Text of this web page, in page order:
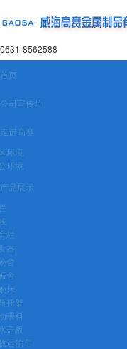
0631-8562588
首页
公司宣传片
走进高赛
环境
环境
产品展示
栏
器
舍
舍
床
托架
喂料
盖板
运输车